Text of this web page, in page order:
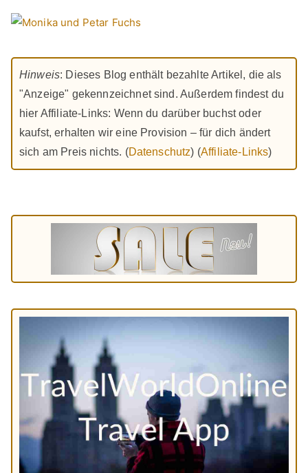
Hinweis: Dieses Blog enthält bezahlte Artikel, die als
"Anzeige" gekennzeichnet sind. Außerdem findest du
hier Affiliate-Links: Wenn du darüber buchst oder
kaufst, erhalten wir eine Provision – für dich ändert
sich am Preis nichts. (Datenschutz) (Affiliate-Links)